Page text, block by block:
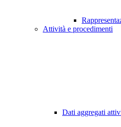
Attività e procedimenti
Dati aggregati